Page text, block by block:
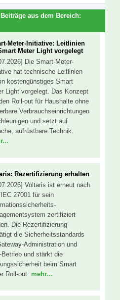
aus dem Bereich:
Meter-Initiative: Leitlinien
Meter Light vorgelegt
Die Smart-Meter-
hat technische Leitlinien
kostengünstiges Smart
Light vorgelegt. Das Konzept
Roll-out für Haushalte ohne
Verbrauchseinrichtungen
und setzt auf
aufrüstbare Technik.
Rezertifizierung erhalten
Voltaris ist erneut nach
IEC 27001 für sein
zertifiziert
Die Rezertifizierung
die Sicherheitsstandards
Administration und
Betrieb und stärkt die
beim Smart
Roll-out. mehr...